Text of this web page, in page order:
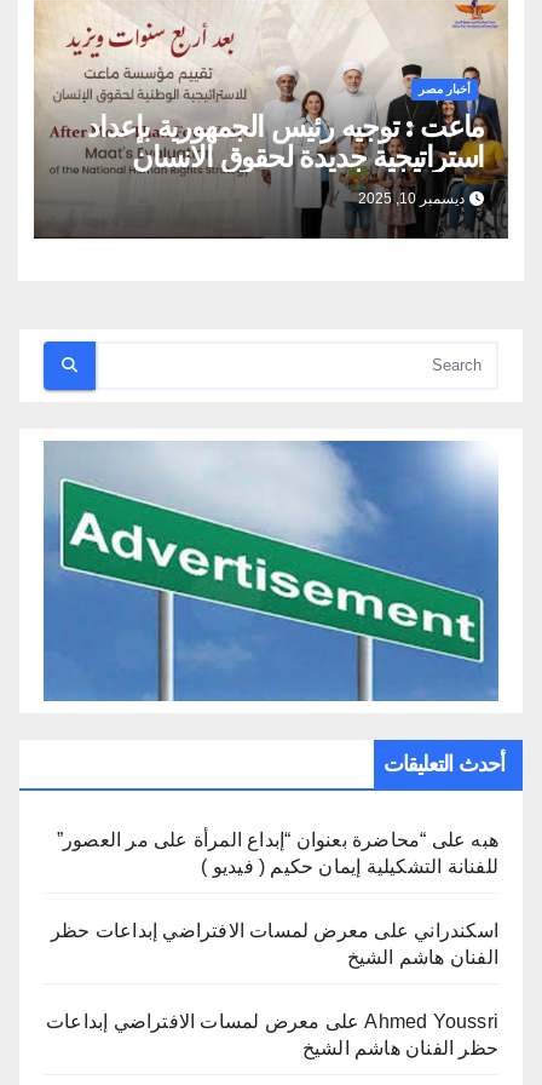
أخبار مصر
ماعت : توجيه رئيس الجمهورية بإعداد
استراتيجية جديدة لحقوق الانسان
بمشاركة المجتمع المدني يؤكد ان حقوق
الإنسان اولوية لا يمكن التراجع عنها
ديسمبر 10, 2025
أحدث التعليقات
هبه على “محاضرة بعنوان “إبداع المرأة على مر العصور”
للفنانة التشكيلية إيمان حكيم ( فيديو )
اسكندراني على معرض لمسات الافتراضي إبداعات حظر
الفنان هاشم الشيخ
Ahmed Youssriعلى معرض لمسات الافتراضي إبداعات
حظر الفنان هاشم الشيخ